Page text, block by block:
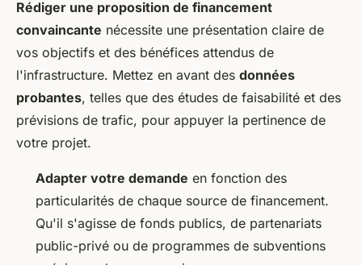
Rédiger une proposition de financement
convaincante nécessite une présentation claire de
vos objectifs et des bénéfices attendus de
l'infrastructure. Mettez en avant des données
probantes, telles que des études de faisabilité et des
prévisions de trafic, pour appuyer la pertinence de
votre projet.
Adapter votre demande en fonction des
particularités de chaque source de financement.
Qu'il s'agisse de fonds publics, de partenariats
public-privé ou de programmes de subventions